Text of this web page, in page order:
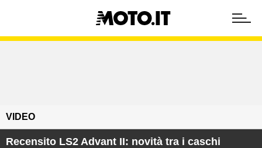
VIDEO
Recensito LS2 Advant II: novità tra i caschi